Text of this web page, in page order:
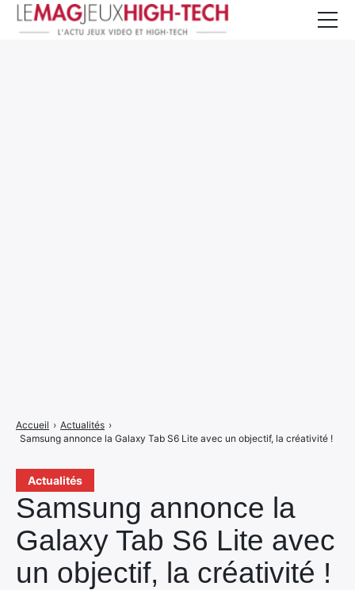
Actualités
Samsung annonce la
Galaxy Tab S6 Lite avec
un objectif, la créativité !
Accueil › Actualités ›
Samsung annonce la Galaxy Tab S6 Lite avec un objectif, la créativité !